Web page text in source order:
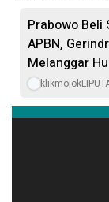
Prabowo Beli
APBN,
Melanggar